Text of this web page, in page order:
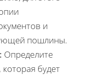
и
пошлины.
Определите
будет